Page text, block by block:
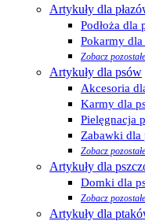
Artykuły dla
Podłoża dla
Pokarmy dla
Zobacz pozostałe
Artykuły dla psów
Akcesoria
Karmy dla
Pielęgnacja
Zabawki dla
Zobacz pozostałe
Artykuły dla
Domki dla
Zobacz pozostałe
Artykuły dla